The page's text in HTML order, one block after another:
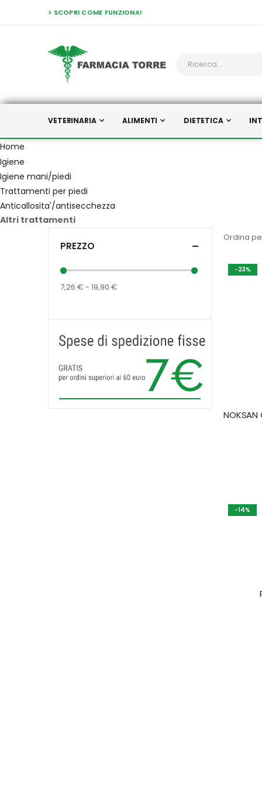
> SCOPRI COME FUNZIONA!
VETERINARIA ALIMENTI DIETETICA
Home
Igiene
Igiene mani/piedi
Trattamenti per piedi
Anticallosita'/antisecchezza
Altri trattamenti
Ordina
-23%
-14%
PREZZO
7,26 € - 19,90 €